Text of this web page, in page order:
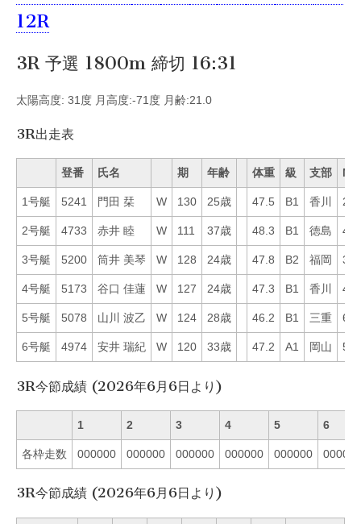
12R
3R 予選 1800m 締切 16:31
太陽高度: 31度 月高度:-71度 月齢:21.0
3R出走表
登番 氏名 期 年齢 体重 級 支部 Mo
1号艇 5241 門田 栞 W 130 25歳 47.5 B1 香川 28
2号艇 4733 赤井 睦 W 111 37歳 48.3 B1 徳島 46
3号艇 5200 筒井 美琴 W 128 24歳 47.8 B2 福岡 3
4号艇 5173 谷口 佳蓮 W 127 24歳 47.3 B1 香川 43
5号艇 5078 山川 波乙 W 124 28歳 46.2 B1 三重 63
6号艇 4974 安井 瑞紀 W 120 33歳 47.2 A1 岡山 52
3R今節成績 (2026年6月6日より)
1 2 3 4 5 6
各枠走数 000000 000000 000000 000000 000000 000000
3R今節成績 (2026年6月6日より)